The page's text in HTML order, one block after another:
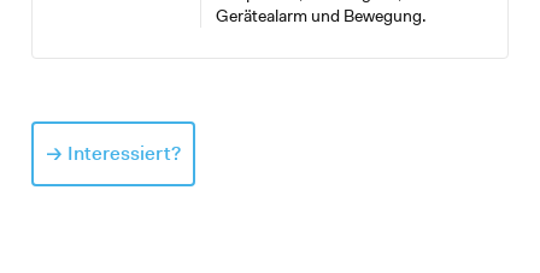
Gerätealarm und Bewegung.
Interessiert?